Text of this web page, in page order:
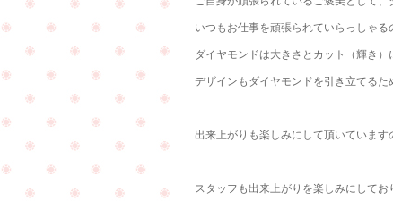
いつもお仕事を頑張られていらっしゃる
ダイヤモンドは大きさとカット（輝き
デザインもダイヤモンドを引き立てる
出来上がりも楽しみにして頂いていま
スタッフも出来上がりを楽しみにして